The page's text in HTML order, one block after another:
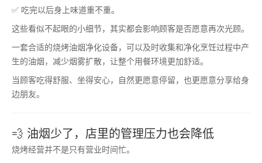
✅ 吃完以后身上味道重不重。
这些看似不起眼的小细节，其实都会影响顾客是否愿意再次光顾。
一套合适的烧烤油烟净化设备，可以及时收集和净化烹饪过程中产
生的油烟，减少烟雾扩散，让整个用餐环境更加舒适。
当顾客吃得舒服、坐得安心，自然更愿意停留，也更愿意分享给身
边朋友。
💨 油烟少了，店里的管理压力也会降低
烧烤经营并不是只有营业时间忙。